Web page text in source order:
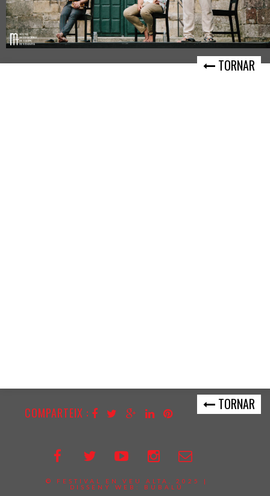
TORNAR
TORNAR
COMPARTEIX :
© FESTIVAL EN VEU ALTA, 2025 |
DISSENY WEB:
BUBALÚ